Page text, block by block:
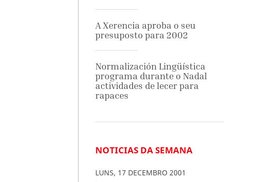
A Xerencia aproba o seu
presuposto para 2002
Normalización Lingüística
programa durante o Nadal
actividades de lecer para
rapaces
NOTICIAS DA SEMANA
LUNS, 17 DECEMBRO 2001